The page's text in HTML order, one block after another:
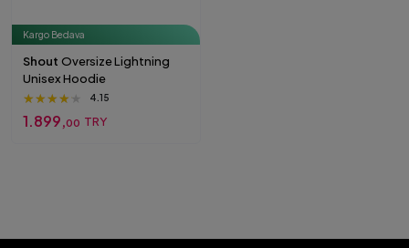
Kargo Bedava
Shout Oversize Lightning
Unisex Hoodie
★★★★★
★★★★★
★★★★★ 4.15
1.899,00 TRY